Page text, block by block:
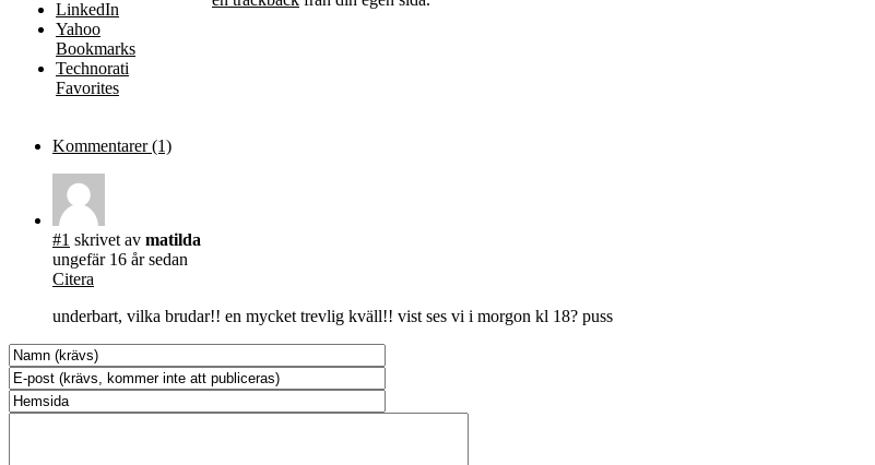
LinkedIn
Yahoo
Bookmarks
Technorati
Favorites
Kommentarer (1)
#1 skrivet av matilda
ungefär 16 år sedan
Citera
underbart, vilka brudar!! en mycket trevlig kväll!! vist ses vi i morgon kl 18? puss